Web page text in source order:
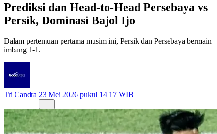
Prediksi dan Head-to-Head Persebaya vs
Persik, Dominasi Bajol Ijo
Dalam pertemuan pertama musim ini, Persik dan Persebaya bermain
imbang 1-1.
Tri Candra 23 Mei 2026 pukul 14.17 WIB